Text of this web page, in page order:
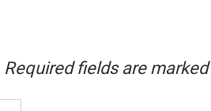
Required fields are marked